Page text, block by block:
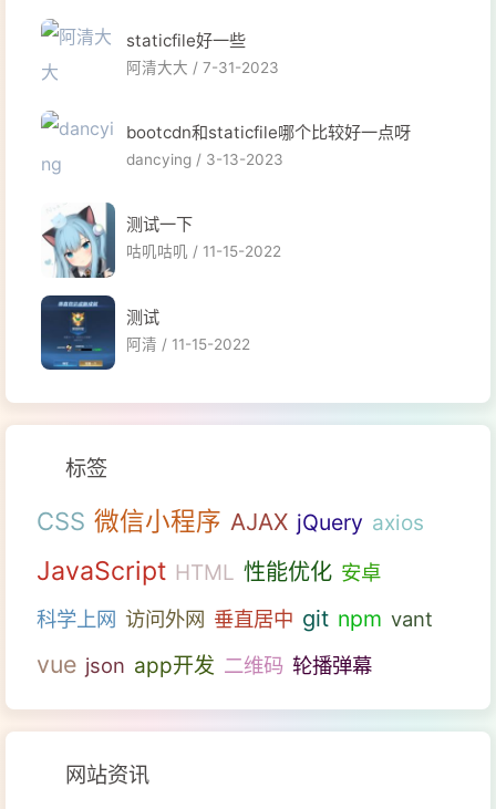
staticfile好一些
阿清大大 /7-31-2023
bootcdn和staticfile哪个比较好一点呀
dancying / 3-13-2023
测试一下
咕叽咕叽 / 11-15-2022
测试
阿清 / 11-15-2022
标签
CSS 微信小程序 AJAX jQuery axios
JavaScript HTML 性能优化 安卓
科学上网 访问外网 垂直居中 git npm vant
vue json app开发 二维码 轮播弹幕
网站资讯